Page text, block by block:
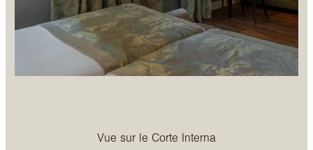
Vue sur le Corte Interna